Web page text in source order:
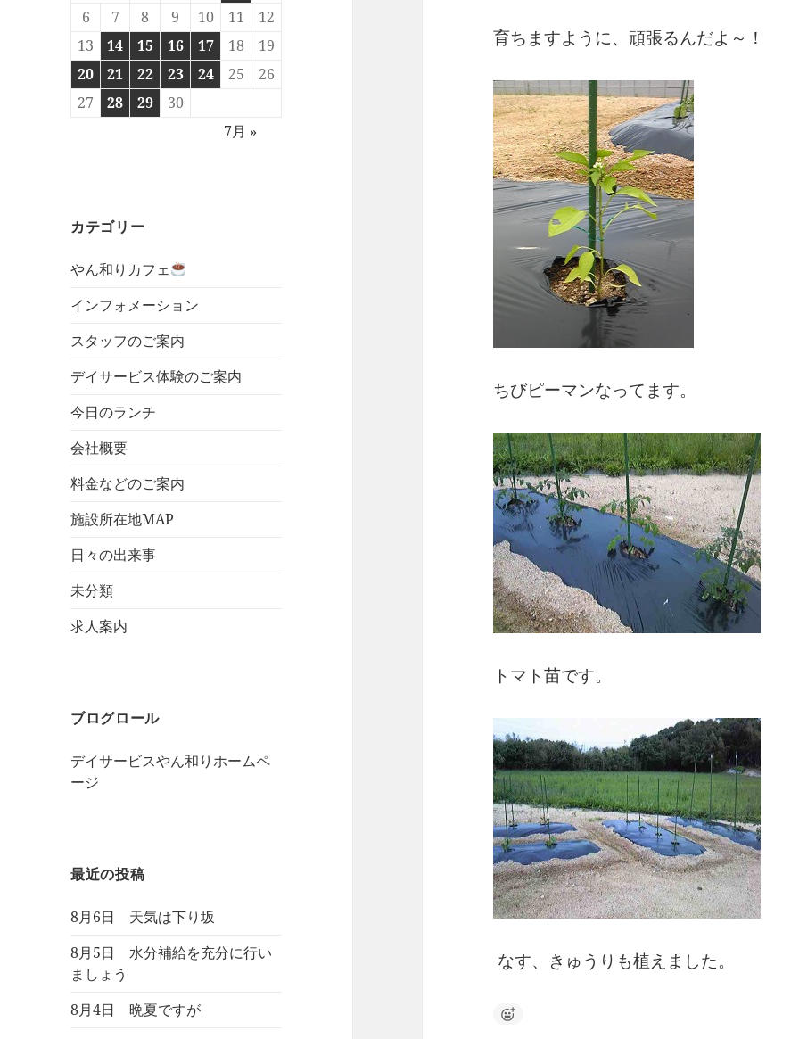
6
7 8 9 10 11
12
13
14 15 16 17 18
19
20
21 22 23 24 25
26
27
28 29
30
7月 »
カテゴリー
やん和りカフェ
インフォメーション
スタッフのご案内
デイサービス体験のご案内
今日のランチ
会社概要
料金などのご案内
施設所在地MAP
日々の出来事
未分類
求人案内
ブログロール
デイサービスやん和りホームペ
ージ
最近の投稿
8月6日 天気は下り坂
8月5日 水分補給を充分に行い
ましょう
8月4日 晩夏ですが
育ちますように、頑張るんだよ～！
ちびピーマンなってます。
トマト苗です。
なす、きゅうりも植えました。